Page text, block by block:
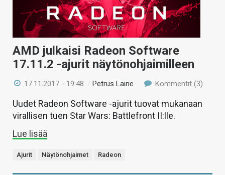
AMD julkaisi Radeon Software
17.11.2 -ajurit näytönohjaimilleen
17.11.2017 - 19:48 /Petrus Laine Kommentit (3)
Uudet Radeon Software -ajurit tuovat mukanaan
virallisen tuen Star Wars: Battlefront II:lle.
Lue lisää
Ajurit Näytönohjaimet Radeon